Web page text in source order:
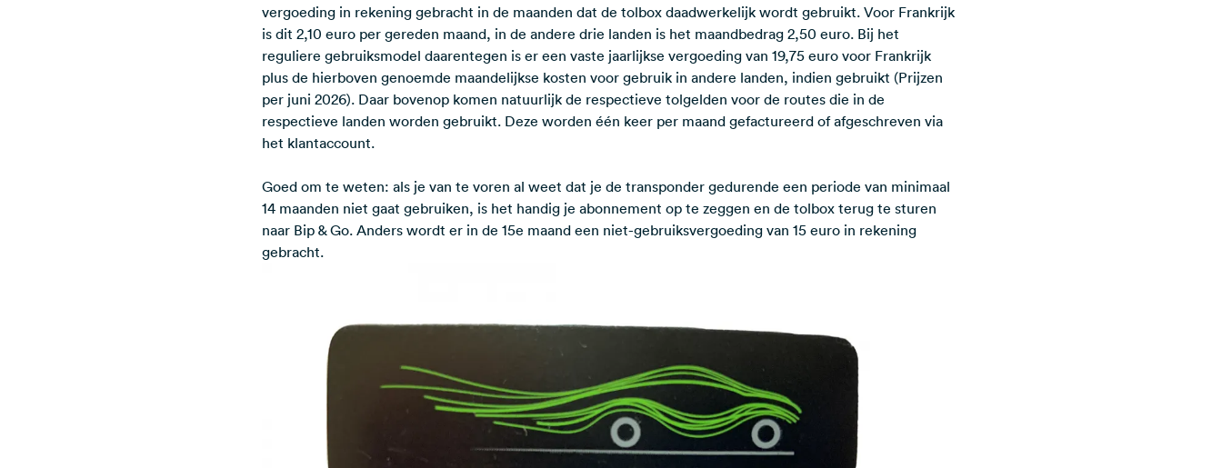
vergoeding in rekening gebracht in de maanden dat de tolbox daadwerkelijk wordt gebruikt. Voor Frankrijk
is dit 2,10 euro per gereden maand, in de andere drie landen is het maandbedrag 2,50 euro. Bij het
reguliere gebruiksmodel daarentegen is er een vaste jaarlijkse vergoeding van 19,75 euro voor Frankrijk
plus de hierboven genoemde maandelijkse kosten voor gebruik in andere landen, indien gebruikt (Prijzen
per juni 2026). Daar bovenop komen natuurlijk de respectieve tolgelden voor de routes die in de
respectieve landen worden gebruikt. Deze worden één keer per maand gefactureerd of afgeschreven via
het klantaccount.
Goed om te weten: als je van te voren al weet dat je de transponder gedurende een periode van minimaal
14 maanden niet gaat gebruiken, is het handig je abonnement op te zeggen en de tolbox terug te sturen
naar Bip & Go. Anders wordt er in de 15e maand een niet-gebruiksvergoeding van 15 euro in rekening
gebracht.